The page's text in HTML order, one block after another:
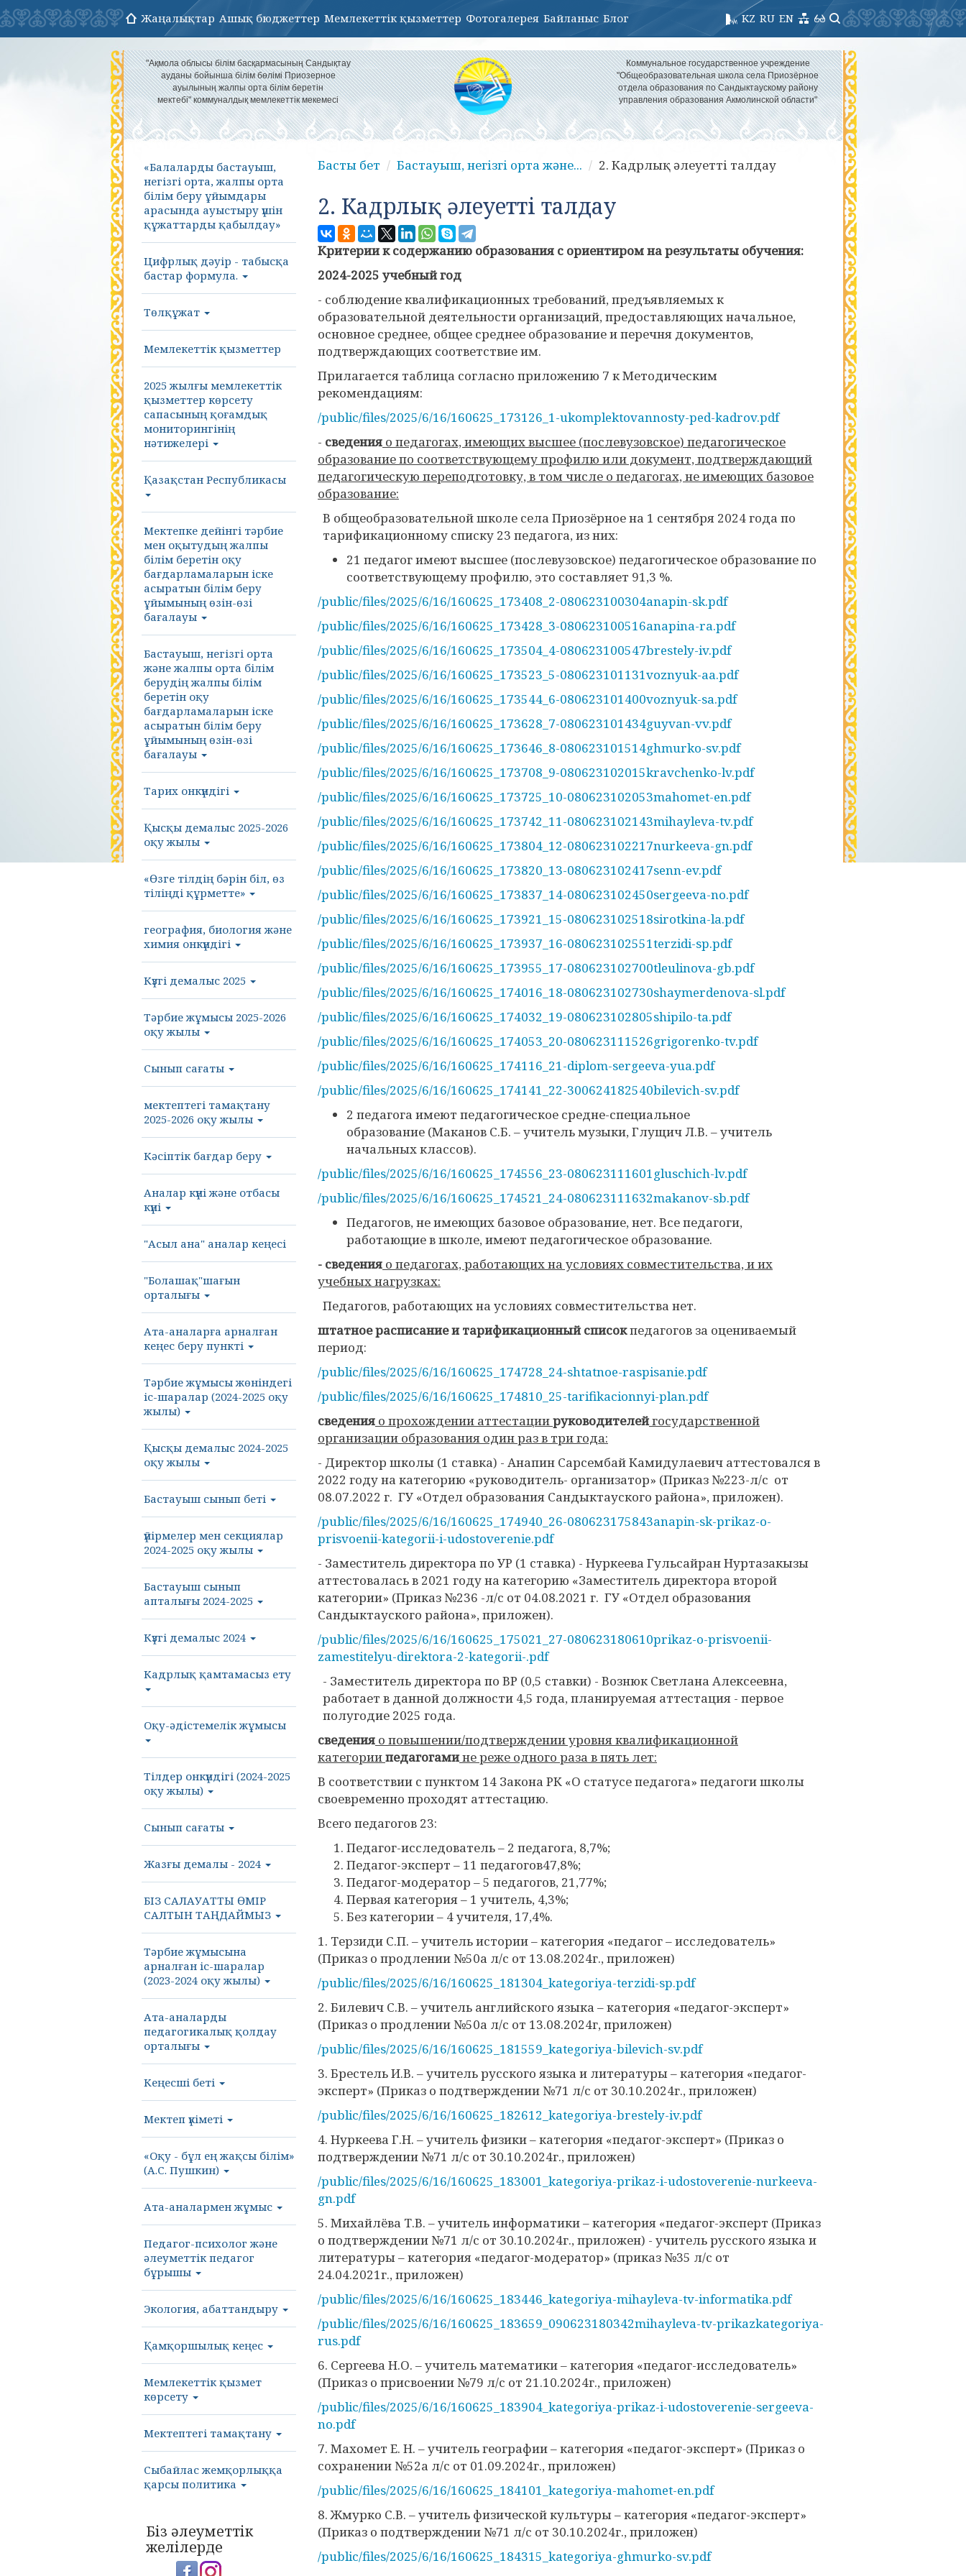
Жаңалықтар Ашық бюджеттер Мемлекеттік қызметтер Фотогалерея Байланыс Блог EN
RU
KZ
"Ақмола облысы білім басқармасының Сандықтау
ауданы бойынша білім бөлімі Приозерное
ауылының жалпы орта білім беретін
мектебі" коммуналдық мемлекеттік мекемесі
Коммунальное государственное учреждение
"Общеобразовательная школа села Приозёрное
отдела образования по Сандыктаускому району
управления образования Акмолинской области"
«Балаларды бастауыш,
негізгі орта, жалпы орта
білім беру ұйымдары
арасында ауыстыру үшін
құжаттарды қабылдау»
Цифрлық дәуір - табысқа
бастар формула.
Төлқұжат
Мемлекеттік қызметтер
2025 жылғы мемлекеттік
қызметтер көрсету
сапасының қоғамдық
мониторингінің
нәтижелері
Қазақстан Республикасы
Мектепке дейінгі тәрбие
мен оқытудың жалпы
білім беретін оқу
бағдарламаларын іске
асыратын білім беру
ұйымының өзін-өзі
бағалауы
Бастауыш, негізгі орта
және жалпы орта білім
берудің жалпы білім
беретін оқу
бағдарламаларын іске
асыратын білім беру
ұйымының өзін-өзі
бағалауы
Тарих онкүндігі
Қысқы демалыс 2025-2026
оқу жылы
«Өзге тілдің бәрін біл, өз
тіліңді құрметте»
география, биология және
химия онкүндігі
Күзгі демалыс 2025
Тәрбие жұмысы 2025-2026
оқу жылы
Сынып сағаты
мектептегі тамақтану
2025-2026 оқу жылы
Кәсіптік бағдар беру
Аналар күні және отбасы
күні
"Асыл ана" аналар кеңесі
"Болашақ"шағын
орталығы
Ата-аналарға арналған
кеңес беру пункті
Тәрбие жұмысы жөніндегі
іс-шаралар (2024-2025 оқу
жылы)
Қысқы демалыс 2024-2025
оқу жылы
Бастауыш сынып беті
үйірмелер мен секциялар
2024-2025 оқу жылы
Бастауыш сынып
апталығы 2024-2025
Күзгі демалыс 2024
Кадрлық қамтамасыз ету
Оқу-әдістемелік жұмысы
Тілдер онкүндігі (2024-2025
оқу жылы)
Сынып сағаты
Жазғы демалы - 2024
БІЗ САЛАУАТТЫ ӨМІР
САЛТЫН ТАҢДАЙМЫЗ
Тәрбие жұмысына
арналған іс-шаралар
(2023-2024 оқу жылы)
Ата-аналарды
педагогикалық қолдау
орталығы
Кеңесші беті
Мектеп үкіметі
«Оқу - бұл ең жақсы білім»
(А.С. Пушкин)
Ата-аналармен жұмыс
Педагог-психолог және
әлеуметтік педагог
бұрышы
Экология, абаттандыру
Қамқоршылық кеңес
Мемлекеттік қызмет
көрсету
Мектептегі тамақтану
Сыбайлас жемқорлыққа
қарсы политика
Біз әлеуметтік
желілерде
Басты бет Бастауыш, негізгі орта және... 2. Кадрлық әлеуетті талдау
2. Кадрлық әлеуетті талдау
Критерии к содержанию образования с ориентиром на результаты обучения:
2024-2025 учебный год
- соблюдение квалификационных требований, предъявляемых к
образовательной деятельности организаций, предоставляющих начальное,
основное среднее, общее среднее образование и перечня документов,
подтверждающих соответствие им.
Прилагается таблица согласно приложению 7 к Методическим
рекомендациям:
/public/files/2025/6/16/160625_173126_1-ukomplektovannosty-ped-kadrov.pdf
- сведения о педагогах, имеющих высшее (послевузовское) педагогическое
образование по соответствующему профилю или документ, подтверждающий
педагогическую переподготовку, в том числе о педагогах, не имеющих базовое
образование:
В общеобразовательной школе села Приозёрное на 1 сентября 2024 года по
тарификационному списку 23 педагога, из них:
21 педагог имеют высшее (послевузовское) педагогическое образование по
соответствующему профилю, это составляет 91,3 %.
/public/files/2025/6/16/160625_173408_2-080623100304anapin-sk.pdf
/public/files/2025/6/16/160625_173428_3-080623100516anapina-ra.pdf
/public/files/2025/6/16/160625_173504_4-080623100547brestely-iv.pdf
/public/files/2025/6/16/160625_173523_5-080623101131voznyuk-aa.pdf
/public/files/2025/6/16/160625_173544_6-080623101400voznyuk-sa.pdf
/public/files/2025/6/16/160625_173628_7-080623101434guyvan-vv.pdf
/public/files/2025/6/16/160625_173646_8-080623101514ghmurko-sv.pdf
/public/files/2025/6/16/160625_173708_9-080623102015kravchenko-lv.pdf
/public/files/2025/6/16/160625_173725_10-080623102053mahomet-en.pdf
/public/files/2025/6/16/160625_173742_11-080623102143mihayleva-tv.pdf
/public/files/2025/6/16/160625_173804_12-080623102217nurkeeva-gn.pdf
/public/files/2025/6/16/160625_173820_13-080623102417senn-ev.pdf
/public/files/2025/6/16/160625_173837_14-080623102450sergeeva-no.pdf
/public/files/2025/6/16/160625_173921_15-080623102518sirotkina-la.pdf
/public/files/2025/6/16/160625_173937_16-080623102551terzidi-sp.pdf
/public/files/2025/6/16/160625_173955_17-080623102700tleulinova-gb.pdf
/public/files/2025/6/16/160625_174016_18-080623102730shaymerdenova-sl.pdf
/public/files/2025/6/16/160625_174032_19-080623102805shipilo-ta.pdf
/public/files/2025/6/16/160625_174053_20-080623111526grigorenko-tv.pdf
/public/files/2025/6/16/160625_174116_21-diplom-sergeeva-yua.pdf
/public/files/2025/6/16/160625_174141_22-300624182540bilevich-sv.pdf
2 педагога имеют педагогическое средне-специальное
образование (Маканов С.Б. – учитель музыки, Глущич Л.В. – учитель
начальных классов).
/public/files/2025/6/16/160625_174556_23-080623111601gluschich-lv.pdf
/public/files/2025/6/16/160625_174521_24-080623111632makanov-sb.pdf
Педагогов, не имеющих базовое образование, нет. Все педагоги,
работающие в школе, имеют педагогическое образование.
- сведения о педагогах, работающих на условиях совместительства, и их
учебных нагрузках:
Педагогов, работающих на условиях совместительства нет.
штатное расписание и тарификационный списокпедагогов за оцениваемый
период:
/public/files/2025/6/16/160625_174728_24-shtatnoe-raspisanie.pdf
/public/files/2025/6/16/160625_174810_25-tarifikacionnyi-plan.pdf
сведения о прохождении аттестациируководителейгосударственной
организации образования один раз в три года:
- Директор школы (1 ставка) - Анапин Сарсембай Камидулаевич аттестовался в
2022 году на категорию «руководитель- организатор» (Приказ №223-л/с от
08.07.2022 г. ГУ «Отдел образования Сандыктауского района», приложен).
/public/files/2025/6/16/160625_174940_26-080623175843anapin-sk-prikaz-o-
prisvoenii-kategorii-i-udostoverenie.pdf
- Заместитель директора по УР (1 ставка) - Нуркеева Гульсайран Нуртазакызы
аттестовалась в 2021 году на категорию «Заместитель директора второй
категории» (Приказ №236 -л/с от 04.08.2021 г. ГУ «Отдел образования
Сандыктауского района», приложен).
/public/files/2025/6/16/160625_175021_27-080623180610prikaz-o-prisvoenii-
zamestitelyu-direktora-2-kategorii-.pdf
- Заместитель директора по ВР (0,5 ставки) - Вознюк Светлана Алексеевна,
работает в данной должности 4,5 года, планируемая аттестация - первое
полугодие 2025 года.
сведения о повышении/подтверждении уровня квалификационной
категориипедагогамине реже одного раза в пять лет:
В соответствии с пунктом 14 Закона РК «О статусе педагога» педагоги школы
своевременно проходят аттестацию.
Всего педагогов 23:
Педагог-исследователь – 2 педагога, 8,7%;
Педагог-эксперт – 11 педагогов47,8%;
Педагог-модератор – 5 педагогов, 21,77%;
Первая категория – 1 учитель, 4,3%;
Без категории – 4 учителя, 17,4%.
1. Терзиди С.П. – учитель истории – категория «педагог – исследователь»
(Приказ о продлении №50а л/с от 13.08.2024г., приложен)
/public/files/2025/6/16/160625_181304_kategoriya-terzidi-sp.pdf
2. Билевич С.В. – учитель английского языка – категория «педагог-эксперт»
(Приказ о продлении №50а л/с от 13.08.2024г, приложен)
/public/files/2025/6/16/160625_181559_kategoriya-bilevich-sv.pdf
3. Брестель И.В. – учитель русского языка и литературы – категория «педагог-
эксперт» (Приказ о подтверждении №71 л/с от 30.10.2024г., приложен)
/public/files/2025/6/16/160625_182612_kategoriya-brestely-iv.pdf
4. Нуркеева Г.Н. – учитель физики – категория «педагог-эксперт» (Приказ о
подтверждении №71 л/с от 30.10.2024г., приложен)
/public/files/2025/6/16/160625_183001_kategoriya-prikaz-i-udostoverenie-nurkeeva-
gn.pdf
5. Михайлёва Т.В. – учитель информатики – категория «педагог-эксперт (Приказ
о подтверждении №71 л/с от 30.10.2024г., приложен) - учитель русского языка и
литературы – категория «педагог-модератор» (приказ №35 л/с от
24.04.2021г., приложен)
/public/files/2025/6/16/160625_183446_kategoriya-mihayleva-tv-informatika.pdf
/public/files/2025/6/16/160625_183659_090623180342mihayleva-tv-prikazkategoriya-
rus.pdf
6. Сергеева Н.О. – учитель математики – категория «педагог-исследователь»
(Приказ о присвоении №79 л/с от 21.10.2024г., приложен)
/public/files/2025/6/16/160625_183904_kategoriya-prikaz-i-udostoverenie-sergeeva-
no.pdf
7. Махомет Е. Н. – учитель географии – категория «педагог-эксперт» (Приказ о
сохранении №52а л/с от 01.09.2024г., приложен)
/public/files/2025/6/16/160625_184101_kategoriya-mahomet-en.pdf
8. Жмурко С.В. – учитель физической культуры – категория «педагог-эксперт»
(Приказ о подтверждении №71 л/с от 30.10.2024г., приложен)
/public/files/2025/6/16/160625_184315_kategoriya-ghmurko-sv.pdf